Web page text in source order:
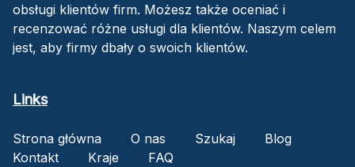
obsługi klientów firm. Możesz także oceniać i
recenzować różne usługi dla klientów. Naszym celem
jest, aby firmy dbały o swoich klientów.
Links
Strona główna O nas Szukaj
Blog
Kontakt
Kraje FAQ